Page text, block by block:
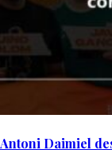
Antoni Daimiel